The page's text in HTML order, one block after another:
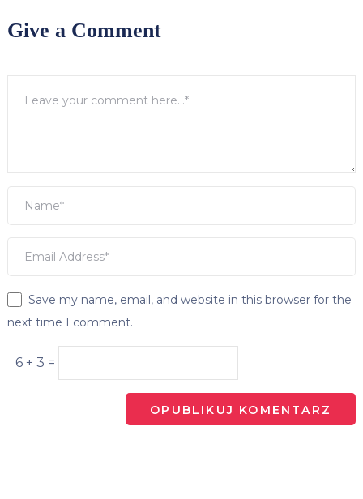
Give a Comment
Save my name, email, and website in this browser for the
next time I comment.
6 + 3 =